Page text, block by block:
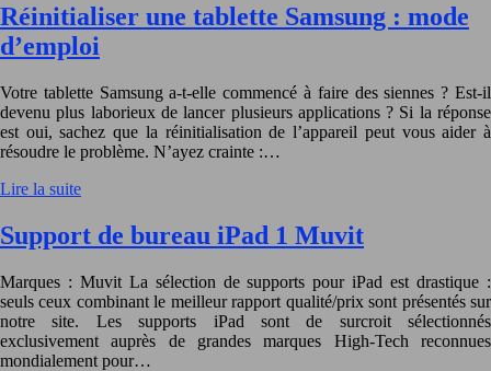
Réinitialiser une tablette Samsung : mode
d’emploi
Votre tablette Samsung a-t-elle commencé à faire des siennes ? Est-il
devenu plus laborieux de lancer plusieurs applications ? Si la réponse
est oui, sachez que la réinitialisation de l’appareil peut vous aider à
résoudre le problème. N’ayez crainte :…
Lire la suite
Support de bureau iPad 1 Muvit
Marques : Muvit La sélection de supports pour iPad est drastique :
seuls ceux combinant le meilleur rapport qualité/prix sont présentés sur
notre site. Les supports iPad sont de surcroit sélectionnés
exclusivement auprès de grandes marques High-Tech reconnues
mondialement pour…